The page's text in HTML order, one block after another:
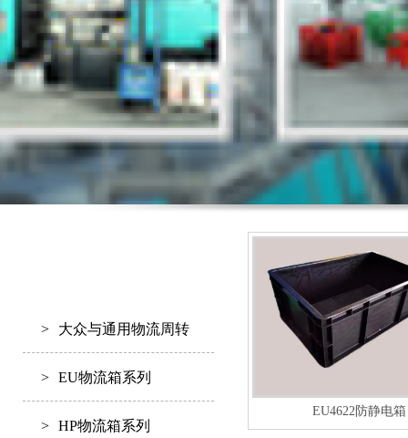
> 大众与通用物流周转
箱
> EU物流箱系列
> HP物流箱系列
EU4622防静电箱